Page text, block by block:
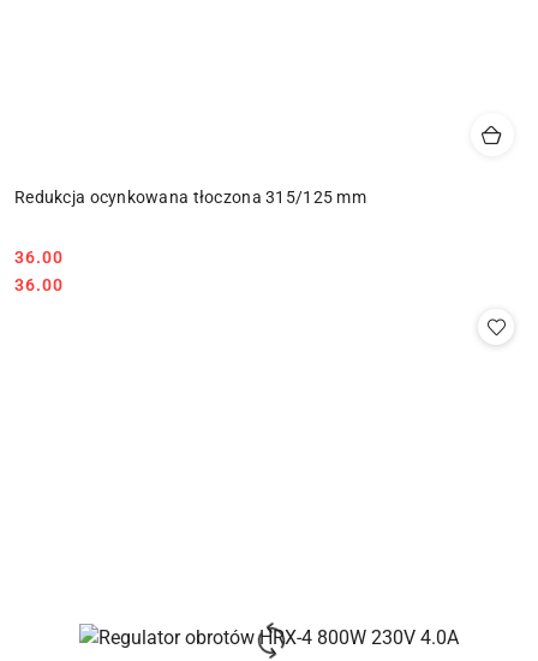
Redukcja ocynkowana tłoczona 315/125 mm
Cena:
36.00
Cena:
36.00